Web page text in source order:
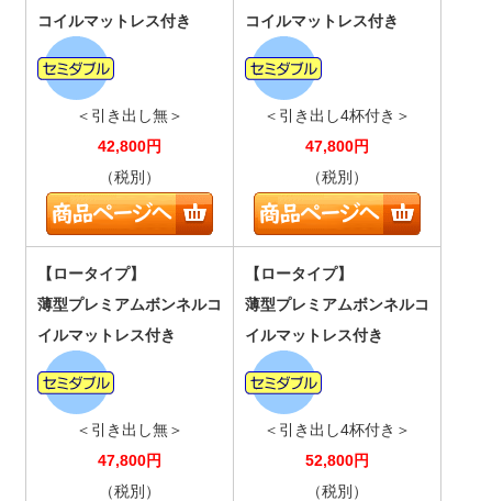
コイルマットレス付き
＜引き出し無＞
42,800円
（税別）
コイルマットレス付き
＜引き出し4杯付き＞
47,800円
（税別）
【ロータイプ】
薄型プレミアムボンネルコ
イルマットレス付き
＜引き出し無＞
47,800円
（税別）
【ロータイプ】
薄型プレミアムボンネルコ
イルマットレス付き
＜引き出し4杯付き＞
52,800円
（税別）